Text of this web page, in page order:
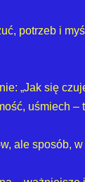
potrzeb i
„Jak się
uśmiech
ale sposób,